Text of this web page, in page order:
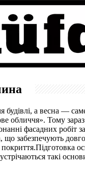
а весна —
обличчя». Тому
фасадних робіт
забезпечують
покриття.Підготовка
такі